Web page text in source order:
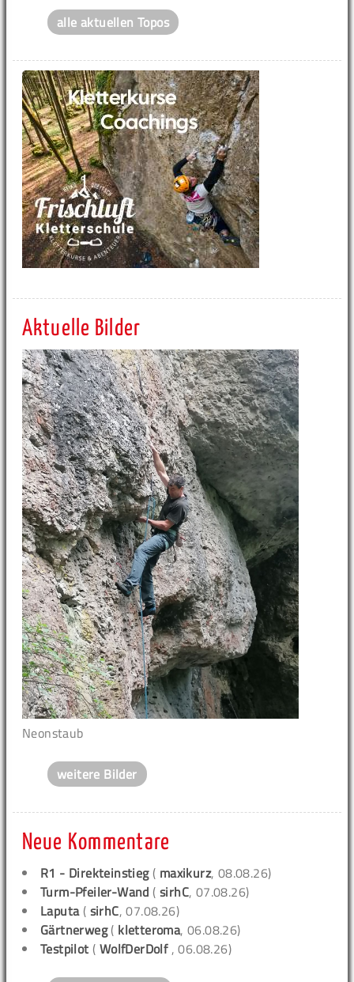
alle aktuellen Topos
Aktuelle Bilder
Neonstaub
weitere Bilder
Neue Kommentare
R1 - Direkteinstieg( maxikurz, 08.08.26)
Turm-Pfeiler-Wand (sirhC, 07.08.26)
Laputa( sirhC, 07.08.26)
Gärtnerweg( kletteroma, 06.08.26)
Testpilot ( WolfDerDolf , 06.08.26)